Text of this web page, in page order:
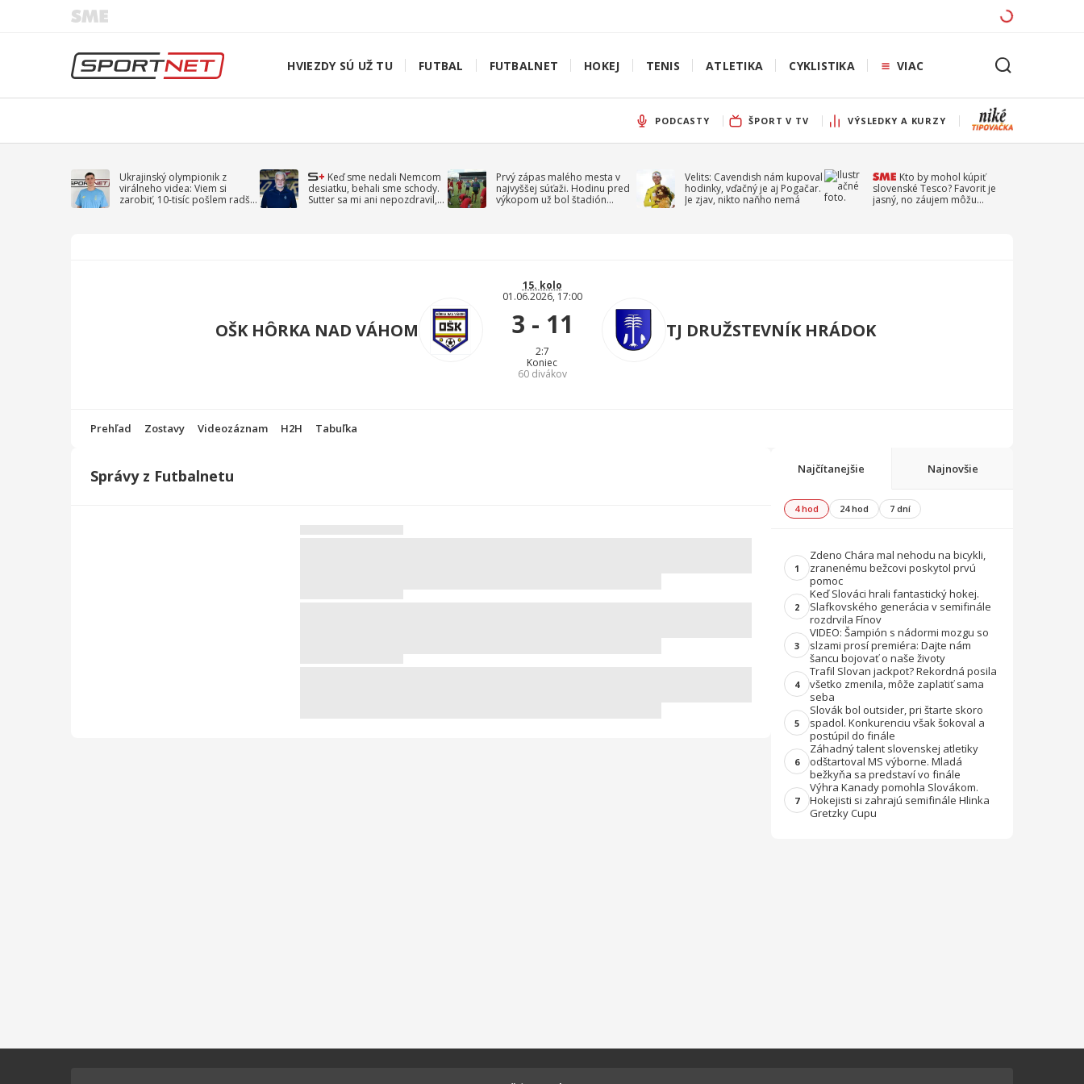
HVIEZDY SÚ UŽ TU FUTBAL FUTBALNET HOKEJ TENIS ATLETIKA CYKLISTIKA VIAC
PODCASTY ŠPORT V TV VÝSLEDKY A KURZY
Ukrajinský olympionik z
virálneho videa: Viem si
zarobiť, 10-tisíc pošlem radšej
Keď sme nedali Nemcom
desiatku, behali sme schody.
Sutter sa mi ani nepozdravil,
Prvý zápas malého mesta v
najvyššej súťaži. Hodinu pred
výkopom už bol štadión
Velits: Cavendish nám kupoval
hodinky, vďačný je aj Pogačar.
Je zjav, nikto naňho nemá
Kto by mohol kúpiť
slovenské Tesco? Favorit je
jasný, no záujem môžu
OŠK HÔRKA NAD VÁHOM
15. kolo
01.06.2026, 17:00
3 - 11
2:7
Koniec
60divákov
TJ DRUŽSTEVNÍK HRÁDOK
Prehľad Zostavy Videozáznam H2H Tabuľka
Správy z Futbalnetu Najčítanejšie Najnovšie
4 hod 24 hod 7 dní
1
Zdeno Chára mal nehodu na bicykli,
zranenému bežcovi poskytol prvú
pomoc
2
Keď Slováci hrali fantastický hokej.
Slafkovského generácia v semifinále
rozdrvila Fínov
3
VIDEO: Šampión s nádormi mozgu so
slzami prosí premiéra: Dajte nám
šancu bojovať o naše životy
4
Trafil Slovan jackpot? Rekordná posila
všetko zmenila, môže zaplatiť sama
seba
5
Slovák bol outsider, pri štarte skoro
spadol. Konkurenciu však šokoval a
postúpil do finále
6
Záhadný talent slovenskej atletiky
odštartoval MS výborne. Mladá
bežkyňa sa predstaví vo finále
7
Výhra Kanady pomohla Slovákom.
Hokejisti si zahrajú semifinále Hlinka
Gretzky Cupu